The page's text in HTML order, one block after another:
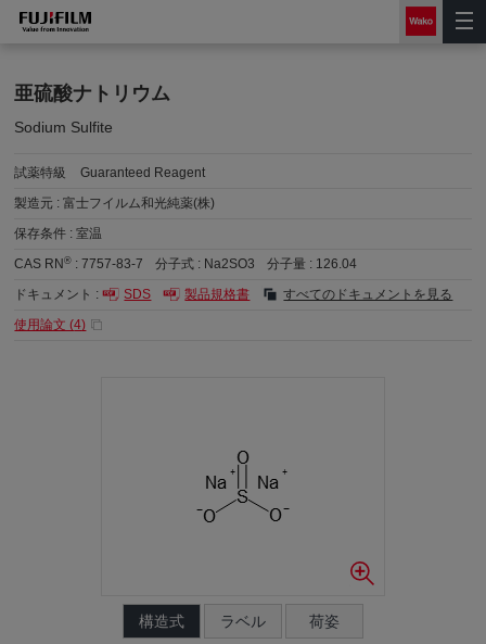
亜硫酸ナトリウム
Sodium Sulfite
試薬特級
Guaranteed Reagent
製造元 :富士フイルム和光純薬(株)
保存条件 :室温
CAS RN® :7757-83-7 分子式 : Na2SO3 分子量 : 126.04
ドキュメント :
SDS 製品規格書
すべてのドキュメントを見る
使用論文 (4)
構造式 ラベル 荷姿